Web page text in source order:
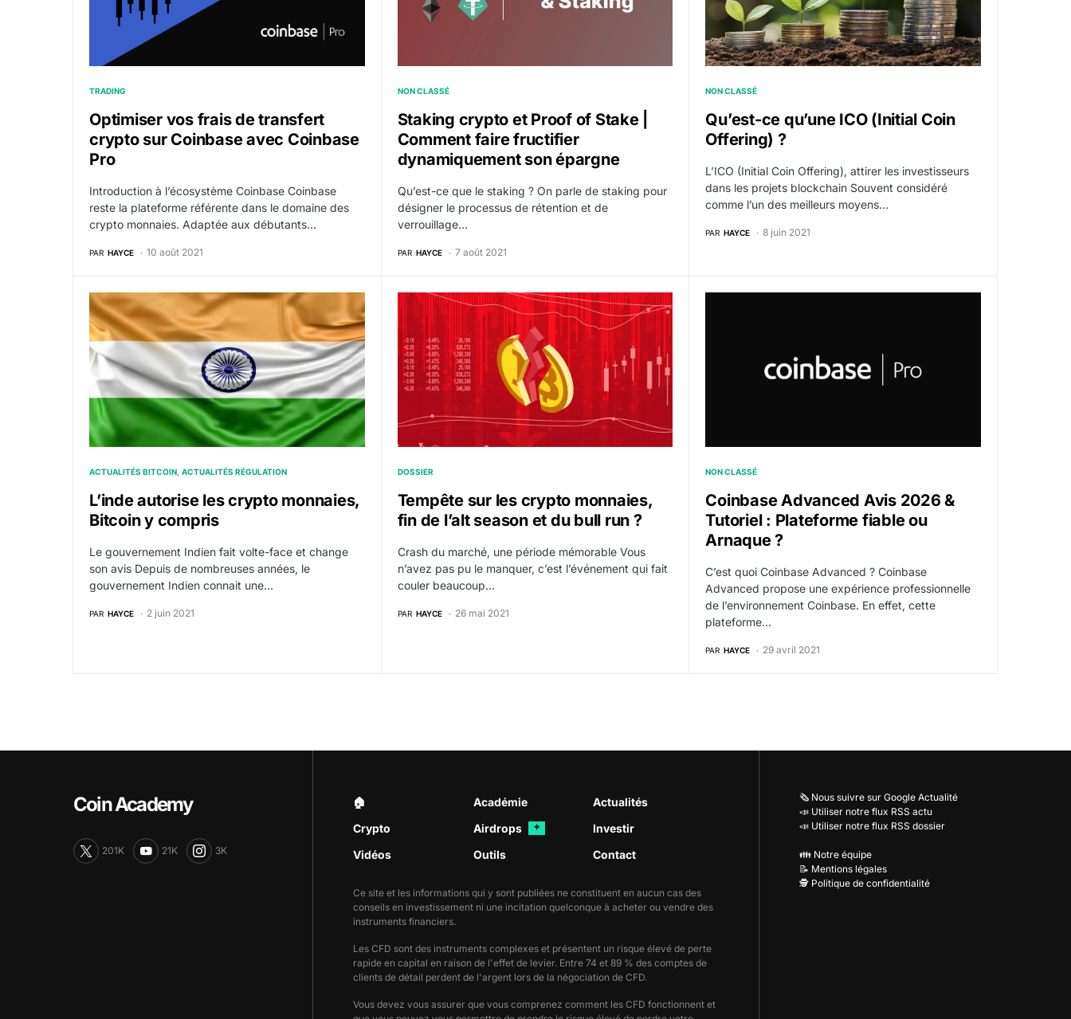
TRADING
Optimiser vos frais de transfert
crypto sur Coinbase avec Coinbase
Pro
Introduction à l’écosystème Coinbase Coinbase
reste la plateforme référente dans le domaine des
crypto monnaies. Adaptée aux débutants…
PAR HAYCE 10 août 2021
NON CLASSÉ
Staking crypto et Proof of Stake |
Comment faire fructifier
dynamiquement son épargne
Qu’est-ce que le staking ? On parle de staking pour
désigner le processus de rétention et de
verrouillage…
PAR HAYCE 7 août 2021
NON CLASSÉ
Qu’est-ce qu’une ICO (Initial Coin
Offering) ?
L’ICO (Initial Coin Offering), attirer les investisseurs
dans les projets blockchain Souvent considéré
comme l’un des meilleurs moyens…
PAR HAYCE 8 juin 2021
L’inde autorise les crypto monnaies, Bitcoin y compris
ACTUALITÉS BITCOIN ACTUALITÉS RÉGULATION
L’inde autorise les crypto monnaies,
Bitcoin y compris
Le gouvernement Indien fait volte-face et change
son avis Depuis de nombreuses années, le
gouvernement Indien connait une…
PAR HAYCE 2 juin 2021
Tempête sur les crypto monnaies, fin de l’alt season et du bull run ?
DOSSIER
Tempête sur les crypto monnaies,
fin de l’alt season et du bull run ?
Crash du marché, une période mémorable Vous
n’avez pas pu le manquer, c’est l’événement qui fait
couler beaucoup…
PAR HAYCE 26 mai 2021
NON CLASSÉ
Coinbase Advanced Avis 2026 &
Tutoriel : Plateforme fiable ou
Arnaque ?
C’est quoi Coinbase Advanced ? Coinbase
Advanced propose une expérience professionnelle
de l’environnement Coinbase. En effet, cette
plateforme…
PAR HAYCE 29 avril 2021
Coin Academy
201K 21K 3K
🏠︎ Académie
Actualités
Crypto
Airdrops ✦
Investir
Vidéos
Outils Contact
Ce site et les informations qui y sont publiées ne constituent en aucun cas des
conseils en investissement ni une incitation quelconque à acheter ou vendre des
instruments financiers.
Les CFD sont des instruments complexes et présentent un risque élevé de perte
rapide en capital en raison de l'effet de levier. Entre 74 et 89 % des comptes de
clients de détail perdent de l'argent lors de la négociation de CFD.
Vous devez vous assurer que vous comprenez comment les CFD fonctionnent et
🗞️ Nous suivre sur Google Actualité
📣 Utiliser notre flux RSS actu
📣 Utiliser notre flux RSS dossier
👪 Notre équipe
📝 Mentions légales
🕵️ Politique de confidentialité